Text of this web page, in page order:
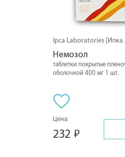
Ipca Laboratories
Немозол
таблетки покрытые
оболочкой 400 мг 1 шт.
Цена:
232